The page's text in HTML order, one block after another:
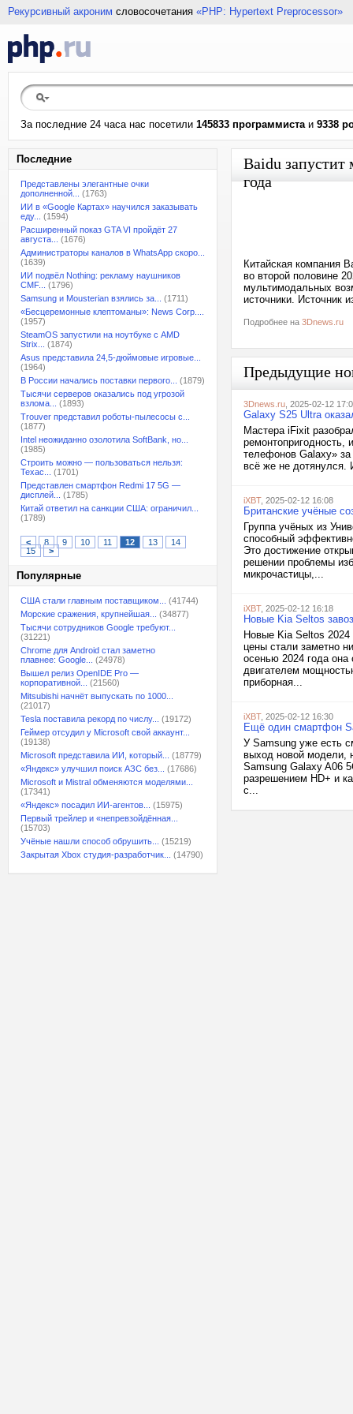
Рекурсивный акроним словосочетания «PHP: Hypertext Preprocessor»
За последние 24 часа нас посетили 145833 программистаи 9338
Последние
Представлены элегантные очки
дополненной...
(1763)
ИИ в «Google Картах» научился заказывать
еду...
(1594)
Расширенный показ GTA VI пройдёт 27
августа...
(1676)
Администраторы каналов в WhatsApp скоро...
(1639)
ИИ подвёл Nothing: рекламу наушников
CMF...
(1796)
Samsung и Mousterian взялись за...
(1711)
«Бесцеремонные клептоманы»: News Corp....
(1957)
SteamOS запустили на ноутбуке с AMD
Strix...
(1874)
Asus представила 24,5-дюймовые игровые...
(1964)
В России начались поставки первого...
(1879)
Тысячи серверов оказались под угрозой
взлома...
(1893)
Trouver представил роботы-пылесосы с...
(1877)
Intel неожиданно озолотила SoftBank, но...
(1985)
Строить можно — пользоваться нельзя:
Техас...
(1701)
Представлен смартфон Redmi 17 5G —
дисплей...
(1785)
Китай ответил на санкции США: ограничил...
(1789)
< 8 9 10 11 12 13
14
15
>
Популярные
США стали главным поставщиком...
(41744)
Морские сражения, крупнейшая...
(34877)
Тысячи сотрудников Google требуют...
(31221)
Chrome для Android стал заметно
плавнее: Google...
(24978)
Вышел релиз OpenIDE Pro —
корпоративной...
(21560)
Mitsubishi начнёт выпускать по 1000...
(21017)
Tesla поставила рекорд по числу...
(19172)
Геймер отсудил у Microsoft свой аккаунт...
(19138)
Microsoft представила ИИ, который...
(18779)
«Яндекс» улучшил поиск АЗС без...
(17686)
Microsoft и Mistral обменяются моделями...
(17341)
«Яндекс» посадил ИИ-агентов...
(15975)
Первый трейлер и «непревзойдённая...
(15703)
Учёные нашли способ обрушить...
(15219)
Закрытая Xbox студия-разработчик...
(14790)
Baidu
года
Китайская компания
во второй половине
мультимодальных
источники. Источник
Подробнее на 3Dnews.ru
Предыдущие
3Dnews.ru , 2025-02-12
Galaxy S25 Ultra
Мастера iFixit
ремонтопригодность,
телефонов Galaxy»
всё же не дотянулся.
iXBT, 2025-02-12 16:08
Британские учёные
Группа учёных из
способный
Это достижение
решении проблемы
микрочастицы,...
iXBT, 2025-02-12 16:18
Новые Kia Seltos
Новые Kia Seltos 2024
цены стали заметно
осенью 2024 года
двигателем
приборная...
iXBT, 2025-02-12 16:30
Ещё один смартфон
У Samsung уже есть
выход новой модели,
Samsung Galaxy A06
разрешением HD+ и
с...